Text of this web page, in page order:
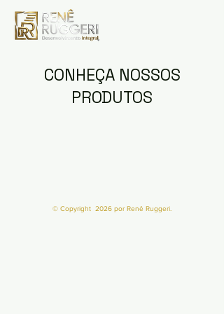
CONHEÇA NOSSOS
PRODUTOS
© Copyright 2026 por Renê Ruggeri.